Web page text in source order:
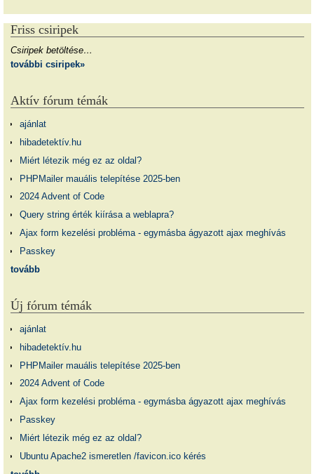
Friss csiripek
Csiripek betöltése…
további csiripek»
Aktív fórum témák
ajánlat
hibadetektív.hu
Miért létezik még ez az oldal?
PHPMailer mauális telepítése 2025-ben
2024 Advent of Code
Query string érték kiírása a weblapra?
Ajax form kezelési probléma - egymásba ágyazott ajax meghívás
Passkey
tovább
Új fórum témák
ajánlat
hibadetektív.hu
PHPMailer mauális telepítése 2025-ben
2024 Advent of Code
Ajax form kezelési probléma - egymásba ágyazott ajax meghívás
Passkey
Miért létezik még ez az oldal?
Ubuntu Apache2 ismeretlen /favicon.ico kérés